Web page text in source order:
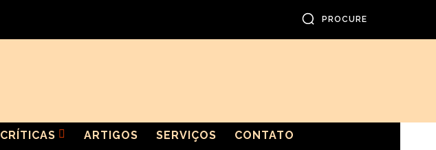
PROCURE
CRÍTICAS ARTIGOS SERVIÇOS CONTATO